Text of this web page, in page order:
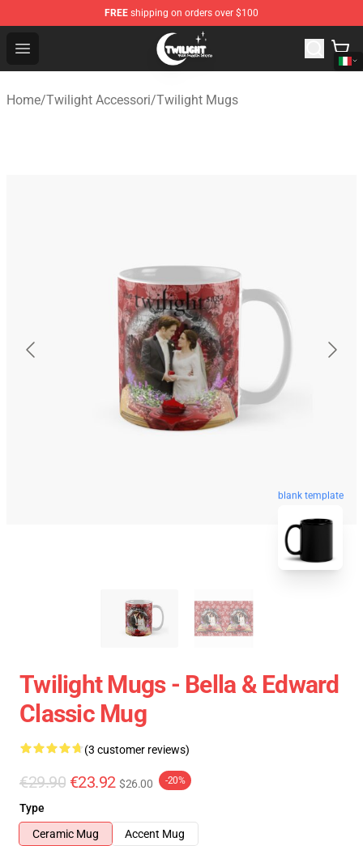
FREE shipping on orders over $100
Open menu
Twilight Store - Official Twilight Merchandise Shop
Home/Twilight Accessori/Twilight Mugs
blank template
Twilight Mugs - Bella & Edward
Classic Mug
(3 customer reviews)
€29.90 €23.92 $26.00 -20%
Type
Ceramic Mug
Accent Mug